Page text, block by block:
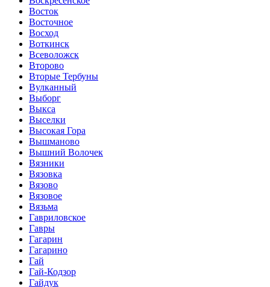
Восток
Восточное
Восход
Воткинск
Всеволожск
Второво
Вторые Тербуны
Вулканный
Выборг
Выкса
Выселки
Высокая Гора
Вышманово
Вышний Волочек
Вязники
Вязовка
Вязово
Вязовое
Вязьма
Гавриловское
Гавры
Гагарин
Гагарино
Гай
Гай-Кодзор
Гайдук